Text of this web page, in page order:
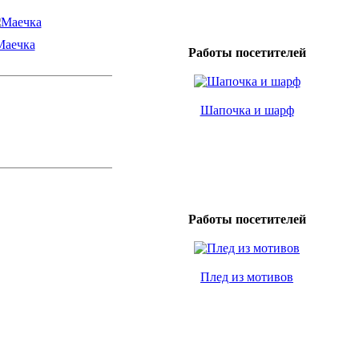
Работы посетителей
Шапочка и шарф
Работы посетителей
Плед из мотивов